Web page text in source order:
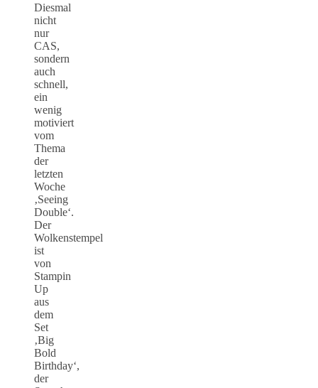
Diesmal
nicht
nur
CAS,
sondern
auch
schnell,
ein
wenig
motiviert
vom
Thema
der
letzten
Woche
‚Seeing
Double‘.
Der
Wolkenstempel
ist
von
Stampin
Up
aus
dem
Set
‚Big
Bold
Birthday‘,
der